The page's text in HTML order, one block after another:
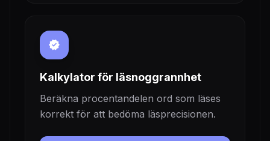
verified
Kalkylator för läsnoggrannhet
Beräkna procentandelen ord som läses
korrekt för att bedöma läsprecisionen.